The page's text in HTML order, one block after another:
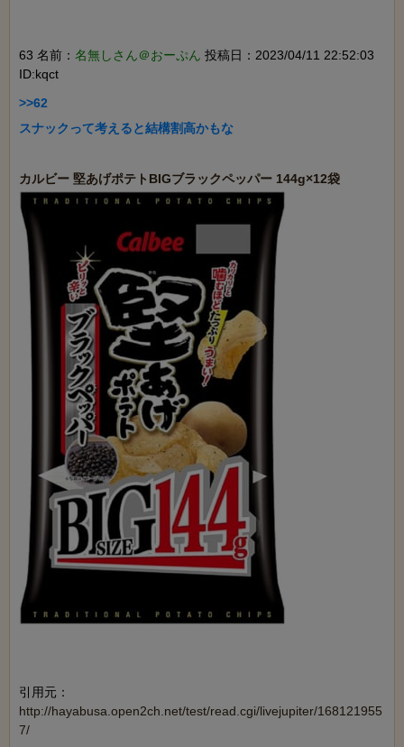
63 名前： 名無しさん＠おーぷん 投稿日：2023/04/11 22:52:03
ID:kqct
>>62
スナックって考えると結構割高かもな
引用元：
http://hayabusa.open2ch.net/test/read.cgi/livejupiter/168121955
7/